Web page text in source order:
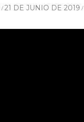
21 DE JUNIO DE 2019